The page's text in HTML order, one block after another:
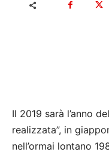
Il 2019 sarà l’anno
realizzata”, in
nell’ormai lontano